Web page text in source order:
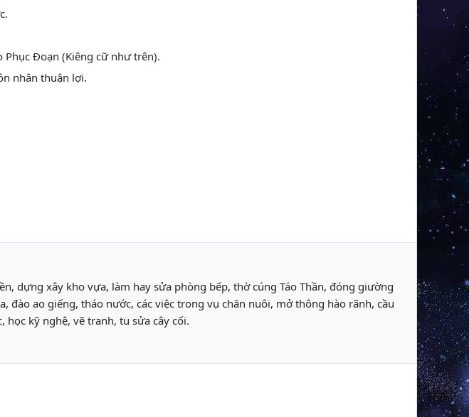
Đoạn (Kiêng cữ như trên).
nhân thuận lợi.
dựng xây kho vựa, làm hay sửa phòng bếp, thờ cúng Táo Thần, đóng giường
đào ao giếng, tháo nước, các việc trong vụ chăn nuôi, mở thông hào rãnh, cầu
kỹ nghệ, vẽ tranh, tu sửa cây cối.